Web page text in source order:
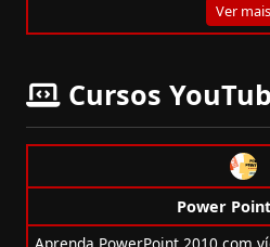
Ver mais
Cursos
Power